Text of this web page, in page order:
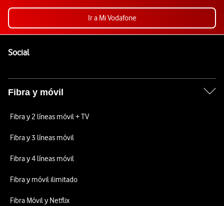
Ir a Mi Vodafone
SocialEnlaces a las redes sociales de Vodafone
Fibra y móvil
Fibra y 2 líneas móvil + TV
Fibra y 3 líneas móvil
Fibra y 4 líneas móvil
Fibra y móvil ilimitado
Fibra Móvil y Netflix